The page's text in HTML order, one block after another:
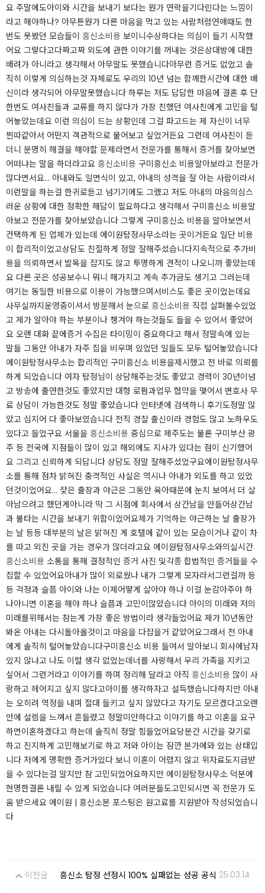
요 주말에도아이와 시간을 보내기 보다는 뭔가 연락을기다린다는 느낌이
라고 해야하나? 아무튼뭔가 다른 마음을 먹고 있는 사람처럼연애때도 한
번도 못봤던 모습들이 흥신소비용 보이니수상하다는 의심이 들기 시작했
어요 그렇다고다짜고짜 외도에 관한 이야기를 꺼내는 것은상대방에 대한
배려가 아니라고 생각해서 아무말도 못했습니다​​​아무런 증거도 없었고 솔
직히 이렇게 의심하는것 자체로도 우리의 10년 넘는 함께한시간에 대한 배
신이라 생각되어 아무말못했습니다 하루는 저도 답답한 마음에 결혼 후 단
한번도 여사친들과 교류를 하지 않다가 가장 친했던 여사친에게 고민을 털
어놓았는데요 이런 의심이 드는 상황인데 그걸 파고드는 제 자신이 너무
찐따같아서 어떤지 객관적으로 물어보고 싶었거든요 그런데 여사친이 듣
더니 분명히 해결을 해야할 문제라면서 전문가를 통해서 증거를 찾아보면
어떠냐는 말을 하더라고요 흥신소비용 구미흥신소 비용알아보라고 전문가
많다면서요... ​​​아내와도 일면식이 있고, 아내의 성격을 잘 아는 사람이라서
이런말을 하는걸 한귀로듣고 넘기기에도 그랬고 저도 아내의 마음의심스
러운 상황에 대한 정확한 해답이 필요하다고 생각해서 구미흥신소 비용알
아보고 전문가를 찾아보았습니다 그렇게 구미흥신소 비용을 알아보면서
컨택하게 된 업체가 있는데 에이원탐정사무소라는 곳이거든요 일단 비용
이 합리적이었고상담도 친절하게 정말 잘해주셨습니다​​지속적으로 추가비
용을 의뢰하면서 발목을 잡지도 않고 투명하게 견적이 나오니까 좋았는데
요 다른 곳은 성공보수니 뭐니 해가지고 계속 추가금도 생기고 그러는데
여기는 동일한 비용으로 이용이 가능했으며서비스도 좋은 곳이었는데요
사무실까지운영중이셔서 방문해서 눈으로 흥신소비용 직접 살펴볼수있었
고 제가 알아야 하는 부분이나 챙겨야 하는것들도 들을 수 있어서 좋았어
요 오랜 대화 끝에증거 수집은 타이밍이 중요하다고 해서 정말속에 있는
말들 그동안 아내가 자주 집을 비우며 있었던 일들도 모두 털어놓았습니다​​​​​
에이원탐정사무소는 합리적인 구미흥신소 비용을제시했고 전 바로 의뢰를
하게 되었습니다 여자 탐정님이 상담해주는것도 좋았고 경력이 30년이넘
고 방송에 출연한것도 좋았지만 대형 로펌과업무 협약을 맺어서 변호사 무
료 상담이 가능한것도 정말 좋았습니다 인터넷에 검색하니 후기도정말 많
았고 심지어 다 좋아보였습니다 전직 경찰 출신이라 경험도 많고 노하우도
있다고 들었구요 서울을 흥신소비용 중심으로 제주도는 물론 구미부산 광
주 등 전국에 지점들이 많이 있고 해외에도 지사가 있다는 점이 신기했어
요 그리고 신뢰하게 되답니다 상담도 정말 잘해주셨었구요​​​​​에이원탐정사무
소를 통해 점차 밝혀진 충격적인 사실은 역시나 아내가 외도를 하고 있었
던것이었어요... 잦은 출장과 야근은 그동안 육아때문에 눈치 보여서 더 살
아남으려고 했던게아니라 딱 그 시점에 회사에서 상간남을 만들어상간남
과 불타는 시간을 보내기 위함이었어요​​​제가 기억하는 야근하는 날 출장가
는 날 등등 대부분의 날은 밝혀진 게 호텔에 같이 있는 모습이거나 같이 차
를 따고 외진 곳을 가는 경우가 많더라고요 에이원탐정사무소와의실시간
흥신소비용 소통을 통해 결정적인 증거 사진 및각종 합법적인 증거들을 수
집할 수 있었어요​​​​아내가 많이 외로웠나 내가 그렇게 모자라서그런걸까 등
등 걱정과 슬픔 아이와 나는 이제어떻게 살아야 하나 이걸 눈감아주야 하
나아니면 이혼을 해야 하나 슬픔과 고민이많았습니다 아이의 미래와 저의
미래를위해서는 참는게 가장 좋은 방법이라 생각들었어요 제가 10년동안
봐온 아내는 다시돌아올것이고 마음을 다잡을거 같았어요​​​​그래서 전 아내
에게 솔직히 털어놓았습니다구미흥신소 비용 들여서 알아보니 회사에남자
있지 않냐고 나도 이럴 생각 없었는데너를 사랑해서 우리 가족을 지키고
싶어서 그런거라고 이야기를 하며 정리해 달라고 아직 흥신소비용 많이 사
랑하고 헤어지고 싶지 않다고아이를 생각하자고 설득했습니다​​​​하지만 아내
는 오히려 역정을 내며 절대 들키고 싶지 않았다고 자기도 모르겠다고오랜
만에 설렘을 느껴서 흔들렸고 정말미안하다고 이야기를 하고 이혼을 요구
하면이혼하겠다고 하는데 솔직히 정말 힘들었어요당분간 시간을 갖기로
하고 진지하게 고민해보기로 하고 저와 아이는 잠깐 본가에와 있는 상태입
니다 저에게 명확한 증거가있다 보니 이혼이 어렵지 않고 위자료도지급받
을 수 있다는걸 알지만 참 고민되었어요하지만 에이원탐정사무소 덕분에
현명한결론 내릴 수 있게 되었습니다 여러분들도고민되시면 꼭 전문가 도
움 받으세요 ​​에이원 | 흥신소​​​​​​​​본 포스팅은 원고료를 지원받아 작성되었습니
다​​​​​​​​​​​​​​​​​​​​​
이전글 흥신소 탐정 선정시 100% 실패없는 성공 공식 25.03.14